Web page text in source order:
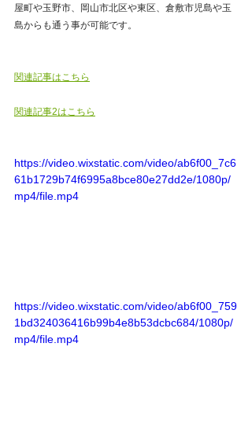
屋町や玉野市、岡山市北区や東区、倉敷市児島や玉
島からも通う事が可能です。
関連記事はこちら
関連記事2はこちら
https://video.wixstatic.com/video/ab6f00_7c6
61b1729b74f6995a8bce80e27dd2e/1080p/
mp4/file.mp4
https://video.wixstatic.com/video/ab6f00_759
1bd324036416b99b4e8b53dcbc684/1080p/
mp4/file.mp4